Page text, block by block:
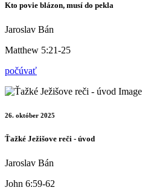
Kto povie blázon, musí do pekla
Jaroslav Bán
Matthew 5:21-25
počúvať
26. október 2025
Ťažké Ježišove reči - úvod
Jaroslav Bán
John 6:59-62